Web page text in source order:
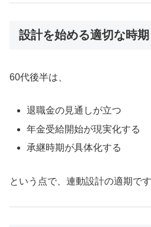
設計を始める適切な時期
60代後半は、
退職金の見通しが立つ
年金受給開始が現実化する
承継時期が具体化する
という点で、連動設計の適期です